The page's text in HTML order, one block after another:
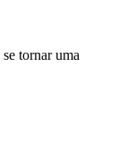
se tornar uma